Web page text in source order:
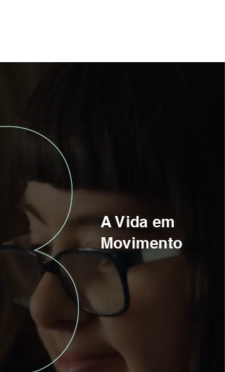
A Vida em
Movimento